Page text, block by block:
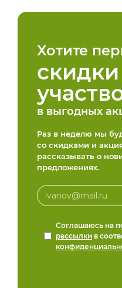
Хотите
в выгодных
Раз в неделю мы
со скидками и
рассказывать о
предложениях.
Соглашаюсь на
рассылки в